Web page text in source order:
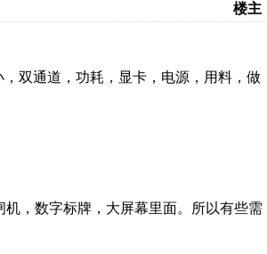
楼主
双通道，功耗，显卡，电源，用料，做
，数字标牌，大屏幕里面。所以有些需